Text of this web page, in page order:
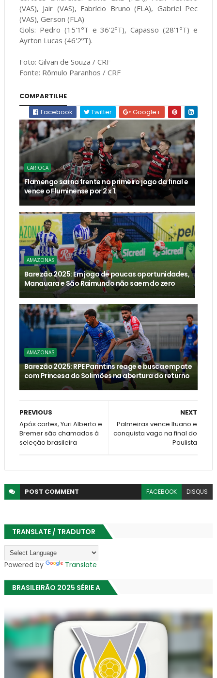
(VAS), Jair (VAS), Fabrício Bruno (FLA), Gabriel Pec
(VAS), Gerson (FLA)
Gols: Pedro (15'1ºT e 36'2ºT), Capasso (28'1ºT) e
Ayrton Lucas (46'2ºT).
Foto: Gilvan de Souza / CRF
Fonte: Rômulo Paranhos / CRF
COMPARTILHE
Facebook
Twitter Google+
CARIOCA
Flamengo sai na frente no primeiro jogo da final e
vence o Fluminense por 2 x 1.
AMAZONAS
Barezão 2025: Em jogo de poucas oportunidades,
Manauara e São Raimundo não saem do zero
AMAZONAS
Barezão 2025: RPE Parintins reage e busca empate
com Princesa do Solimões na abertura do returno
NEXT
Palmeiras vence Ituano e
conquista vaga na final do
Paulista
PREVIOUS
Após cortes, Yuri Alberto e
Bremer são chamados à
seleção brasileira
POST COMMENT FACEBOOK DISQUS
TRANSLATE / TRADUTOR
Powered by Translate
BRASILEIRÃO 2025 SÉRIE A